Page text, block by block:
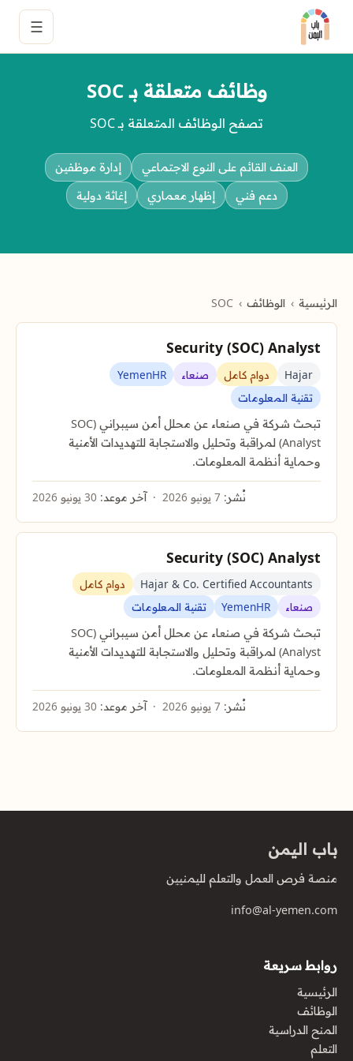
☰
وظائف متعلقة بـ SOC
تصفح الوظائف المتعلقة بـ SOC
العنف القائم على النوع الاجتماعي
إدارة موظفين
دعم فني
إظهار معماري إغاثة دولية
الرئيسية الوظائف SOC
Security (SOC) Analyst
Hajar دوام كامل صنعاء
YemenHR
تقنية المعلومات
تبحث شركة في صنعاء عن محلل أمن سيبراني (SOC
Analyst) لمراقبة وتحليل والاستجابة للتهديدات الأمنية
وحماية أنظمة المعلومات.
نُشر: آخر موعد:
Security (SOC) Analyst
Hajar & Co. Certified Accountants
دوام كامل
صنعاء
YemenHR تقنية المعلومات
تبحث شركة في صنعاء عن محلل أمن سيبراني (SOC
Analyst) لمراقبة وتحليل والاستجابة للتهديدات الأمنية
وحماية أنظمة المعلومات.
نُشر: آخر موعد:
باب اليمن
منصة فرص العمل والتعلم لليمنيين
info@al-yemen.com
روابط سريعة
الرئيسية
الوظائف
المنح الدراسية
التعلم